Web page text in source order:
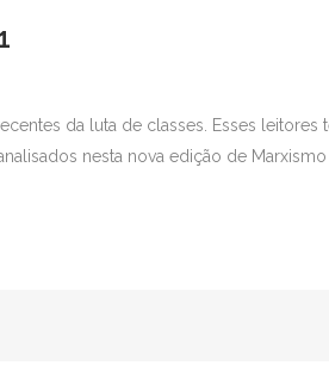
da luta de classes. Esses leitores
nesta nova edição de Marxismo